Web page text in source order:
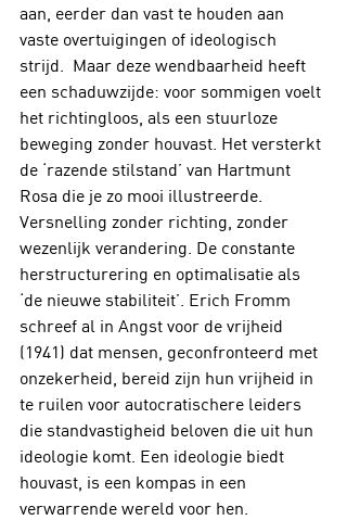
aan, eerder dan vast te houden aan
vaste overtuigingen of ideologisch
strijd.  Maar deze wendbaarheid heeft
een schaduwzijde: voor sommigen voelt
het richtingloos, als een stuurloze
beweging zonder houvast. Het versterkt
de ‘razende stilstand’ van Hartmunt
Rosa die je zo mooi illustreerde.
Versnelling zonder richting, zonder
wezenlijk verandering. De constante
herstructurering en optimalisatie als
‘de nieuwe stabiliteit’. Erich Fromm
schreef al in Angst voor de vrijheid
(1941) dat mensen, geconfronteerd met
onzekerheid, bereid zijn hun vrijheid in
te ruilen voor autocratischere leiders
die standvastigheid beloven die uit hun
ideologie komt. Een ideologie biedt
houvast, is een kompas in een
verwarrende wereld voor hen.